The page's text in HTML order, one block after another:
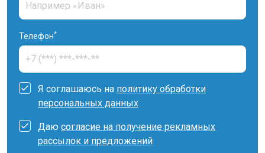
Телефон*
Я соглашаюсь на политику обработки
персональных данных
Даю согласие на получение рекламных
рассылок и предложений